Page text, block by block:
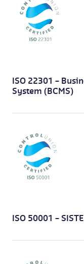
ISO 22301 –
System (BCMS)
ISO 50001 –